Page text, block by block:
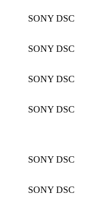
SONY DSC
SONY DSC
SONY DSC
SONY DSC
SONY DSC
SONY DSC